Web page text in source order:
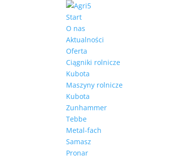
Start
O nas
Aktualności
Oferta
Ciągniki rolnicze
Kubota
Maszyny rolnicze
Kubota
Zunhammer
Tebbe
Metal-fach
Samasz
Pronar